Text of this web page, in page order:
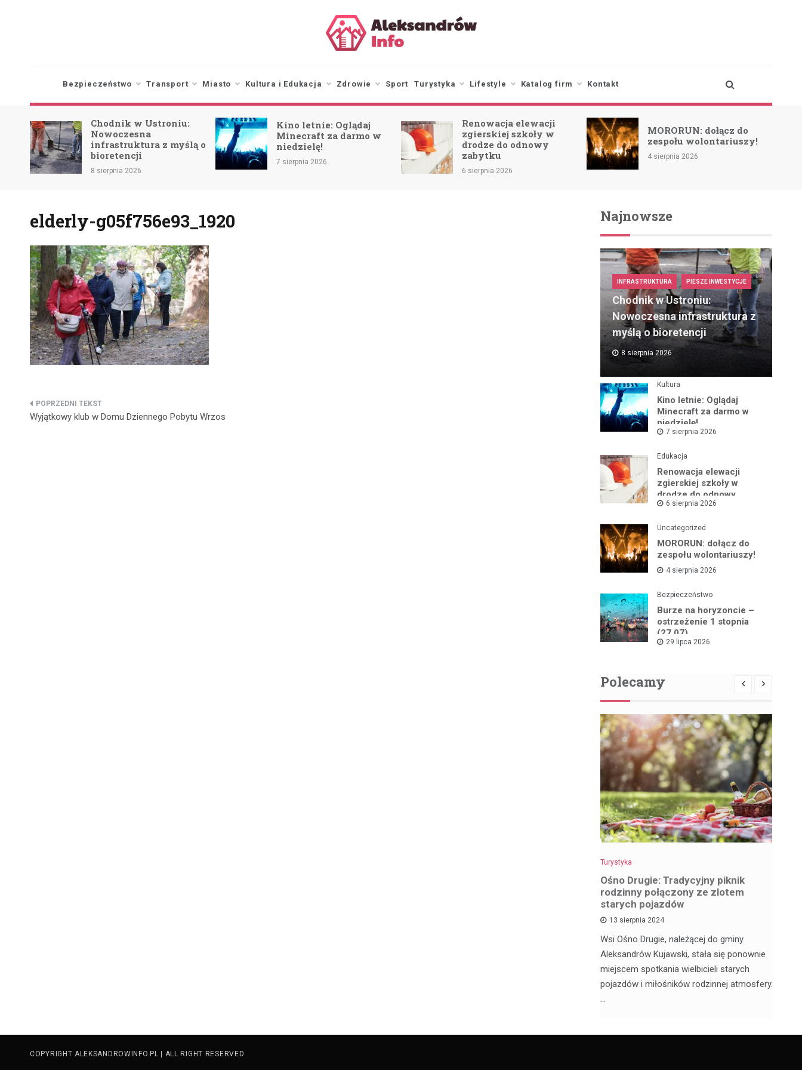
Bezpieczeństwo Transport Miasto Kultura i Edukacja Zdrowie Sport Turystyka Lifestyle Katalog firm Kontakt
Chodnik w Ustroniu:
Nowoczesna
infrastruktura z myślą o
bioretencji
8 sierpnia 2026
Kino letnie: Oglądaj
Minecraft za darmo w
niedzielę!
7 sierpnia 2026
Renowacja elewacji
zgierskiej szkoły w
drodze do odnowy
zabytku
6 sierpnia 2026
MORORUN: dołącz do
zespołu wolontariuszy!
4 sierpnia 2026
elderly-g05f756e93_1920
Nawigacja
Wyjątkowy klub w Domu Dziennego Pobytu Wrzos
Najnowsze
INFRASTRUKTURA PIESZE INWESTYCJE
Chodnik w Ustroniu:
Nowoczesna infrastruktura z
myślą o bioretencji
8 sierpnia 2026
Kultura
Kino letnie: Oglądaj
Minecraft za darmo w
niedzielę!
7 sierpnia 2026
Edukacja
Renowacja elewacji
zgierskiej szkoły w
drodze do odnowy
zabytku
6 sierpnia 2026
Uncategorized
MORORUN: dołącz do
zespołu wolontariuszy!
4 sierpnia 2026
Bezpieczeństwo
Burze na horyzoncie –
ostrzeżenie 1 stopnia
(27.07)
29 lipca 2026
Polecamy
Turystyka
Ośno Drugie: Tradycyjny piknik
rodzinny połączony ze zlotem
starych pojazdów
13 sierpnia 2024
Wsi Ośno Drugie, należącej do gminy
Aleksandrów Kujawski, stała się ponownie
miejscem spotkania wielbicieli starych
pojazdów i miłośników rodzinnej atmosfery.
COPYRIGHT ALEKSANDROWINFO.PL | ALL RIGHT RESERVED